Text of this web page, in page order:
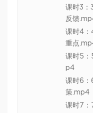
课时3：
反馈
课时4：
重点
课时5：
p4
课时6：
策.mp4
课时7：